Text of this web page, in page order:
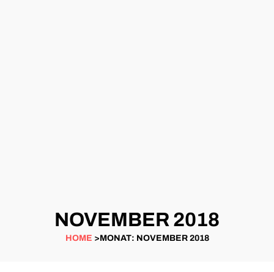
NOVEMBER 2018
HOME >MONAT: NOVEMBER 2018